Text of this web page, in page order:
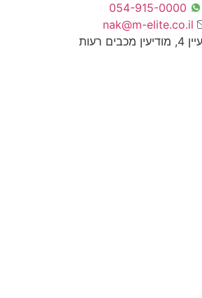
054-915-0000
nak@m-elite.co.il
מכבים רעות